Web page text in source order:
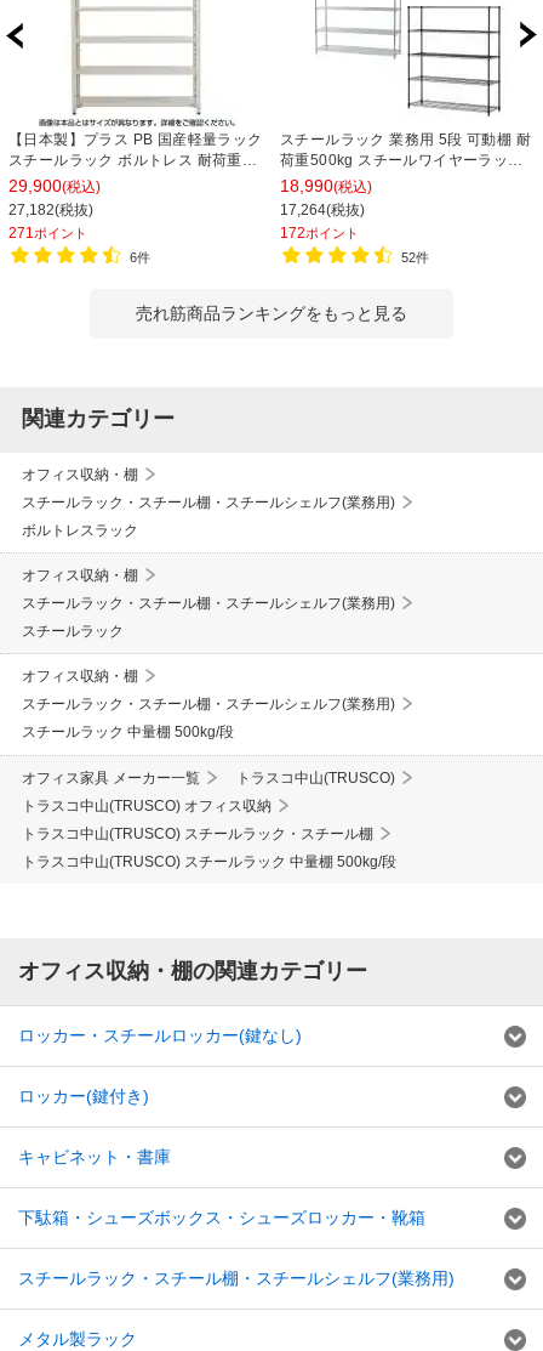
【日本製】プラス PB 国産軽量ラック
スチールラック ボルトレス 耐荷重
150kg/段 天地6段 幅1812×奥行462×
高さ2100mm スチール棚 スチールシ
ェルフ 収納棚 オープンラック 収納ラ
ック
29,900(税込)
27,182(税抜)
271 ポイント
6件
スチールラック 業務用 5段 可動棚 耐
荷重500kg スチールワイヤーラック
シェルゴ 幅1515×奥行460×高さ
1740mm
18,990(税込)
17,264(税抜)
172ポイント
52件
売れ筋商品ランキングをもっと見る
関連カテゴリー
オフィス収納・棚
スチールラック・スチール棚・スチールシェルフ(業務用)
ボルトレスラック
オフィス収納・棚
スチールラック・スチール棚・スチールシェルフ(業務用)
スチールラック
オフィス収納・棚
スチールラック・スチール棚・スチールシェルフ(業務用)
スチールラック 中量棚 500kg/段
オフィス家具 メーカー一覧
トラスコ中山(TRUSCO)
トラスコ中山(TRUSCO) オフィス収納
トラスコ中山(TRUSCO) スチールラック・スチール棚
トラスコ中山(TRUSCO) スチールラック 中量棚 500kg/段
オフィス収納・棚の関連カテゴリー
ロッカー・スチールロッカー(鍵なし)
ロッカー(鍵付き)
キャビネット・書庫
下駄箱・シューズボックス・シューズロッカー・靴箱
スチールラック・スチール棚・スチールシェルフ(業務用)
メタル製ラック